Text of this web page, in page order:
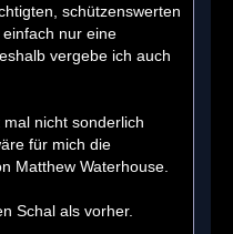
schützenswerten
nur eine
vergebe ich auch
nicht sonderlich
für mich die
Matthew Waterhouse.
Schal als vorher.